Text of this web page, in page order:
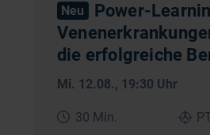
Neu
Power-
die erfolgreiche
Mi. 12.08., 19:30 Uhr
30 Min.